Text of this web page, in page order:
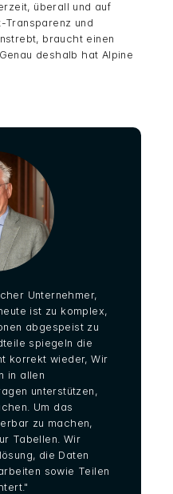
überall und auf
Transparenz und
braucht einen
deshalb hat Alpine
Unternehmer,
ist zu komplex,
abgespeist zu
spiegeln die
korrekt wieder, Wir
in allen
unterstützen,
Um das
zu machen,
Tabellen. Wir
die Daten
sowie Teilen